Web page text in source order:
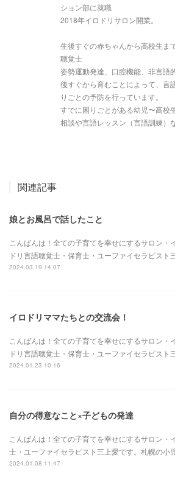
ション部に就職
2018年イロドリサロン開業。
生後すぐの赤ちゃんから高校生ま
聴覚士
姿勢運動発達、口腔機能、非言語
後すぐから育むことによって、言
りごとの予防を行っています。
すでに困りごとがある幼児〜高校
相談や言語レッスン（言語訓練）
関連記事
娘とお風呂で話したこと
こんばんは！全ての子育てを幸せにするサロン・
ドリ言語聴覚士・保育士・ユーファイセラピスト
2024.03.19 14:07
イロドリママたちとの交流会！
こんばんは！全ての子育てを幸せにするサロン・
ドリ言語聴覚士・保育士・ユーファイセラピスト
2024.01.23 10:16
自分の得意なこと×子どもの発達
こんばんは！全ての子育てを幸せにするサロン・
士・ユーファイセラピスト三上愛です。札幌の小
2024.01.08 11:47